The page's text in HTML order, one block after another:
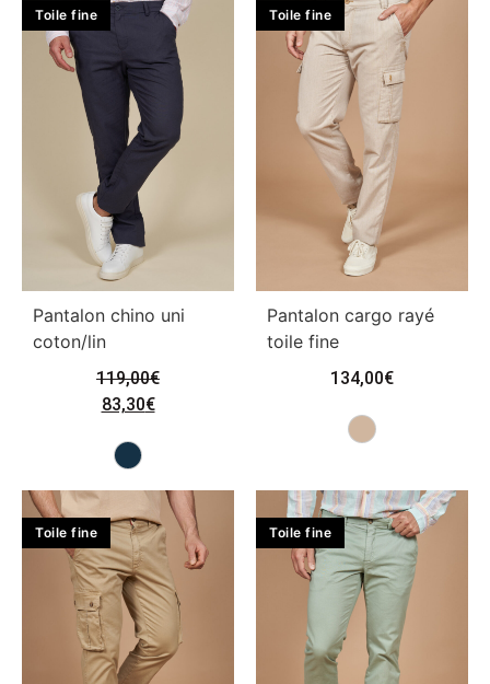
Toile fine
Pantalon chino uni
coton/lin
119,00€
83,30€
Toile fine
Pantalon cargo rayé
toile fine
134,00€
Toile fine Toile fine